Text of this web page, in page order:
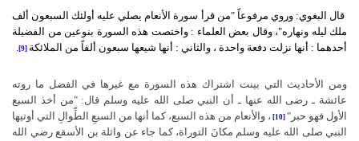
قال البغوي: وروي مرفوعاً "من قرأ سورة الأنعام يصلي عليه أولئك السبعون ألف
ملك ليله ونهاره"، وقال بعض العلماء : واختصت هذه السورة بنوعين من الفضيلة
أحدهما : أنها نزلت دفعة واحدة ، والثاني : أنها شيعها سبعون ألفاً من الملائكة [9]
.
ومن الأحاديث التي بينت اشتراك هذه السورة مع غيرها في الفضل ما روته
عائشة ـ رضى الله عنها ـ أن النبي صلى الله عليه وسلم قال: "من أخذ السبع
الأول فهو حبر" [10] ، والأنعام من هذه السبع، كما أنها من السبعِ الطِّوالِ التي أوتيها
النبي صلى الله عليه وسلم مكانَ التوراة، كما جاء عن واثلة بن الأسقع رضي الله